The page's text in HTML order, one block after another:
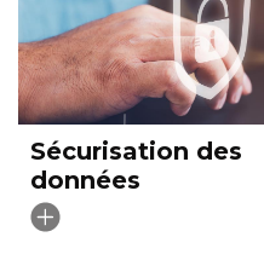
Sécurisation des
données